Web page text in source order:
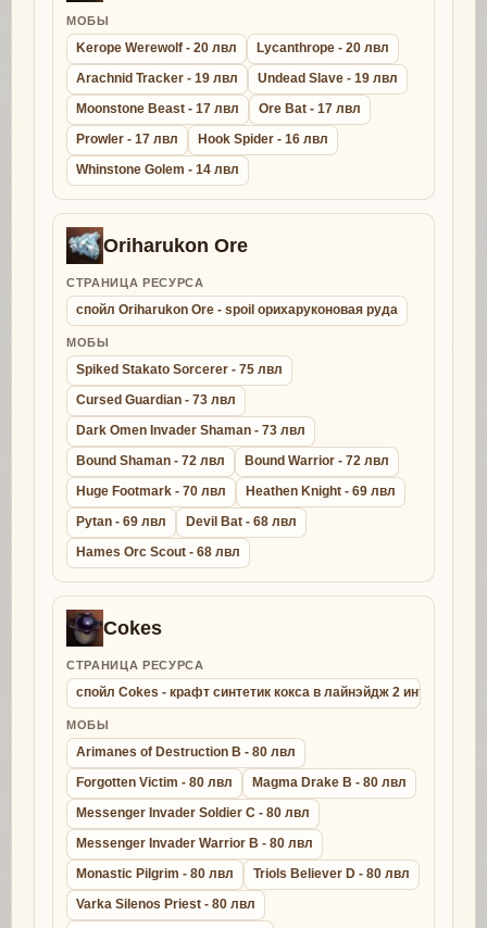
МОБЫ
Kerope Werewolf - 20 лвл
Lycanthrope - 20 лвл
Arachnid Tracker - 19 лвл
Undead Slave - 19 лвл
Moonstone Beast - 17 лвл
Ore Bat - 17 лвл
Prowler - 17 лвл
Hook Spider - 16 лвл
Whinstone Golem - 14 лвл
Oriharukon Ore
СТРАНИЦА РЕСУРСА
спойл Oriharukon Ore - spoil орихаруконовая руда
МОБЫ
Spiked Stakato Sorcerer - 75 лвл
Cursed Guardian - 73 лвл
Dark Omen Invader Shaman - 73 лвл
Bound Shaman - 72 лвл
Bound Warrior - 72 лвл
Huge Footmark - 70 лвл
Heathen Knight - 69 лвл
Pytan - 69 лвл
Devil Bat - 68 лвл
Hames Orc Scout - 68 лвл
Cokes
СТРАНИЦА РЕСУРСА
спойл Cokes - крафт синтетик кокса в лайнэйдж 2 интерлюд
МОБЫ
Arimanes of Destruction B - 80 лвл
Forgotten Victim - 80 лвл
Magma Drake B - 80 лвл
Messenger Invader Soldier C - 80 лвл
Messenger Invader Warrior B - 80 лвл
Monastic Pilgrim - 80 лвл
Triols Believer D - 80 лвл
Varka Silenos Priest - 80 лвл